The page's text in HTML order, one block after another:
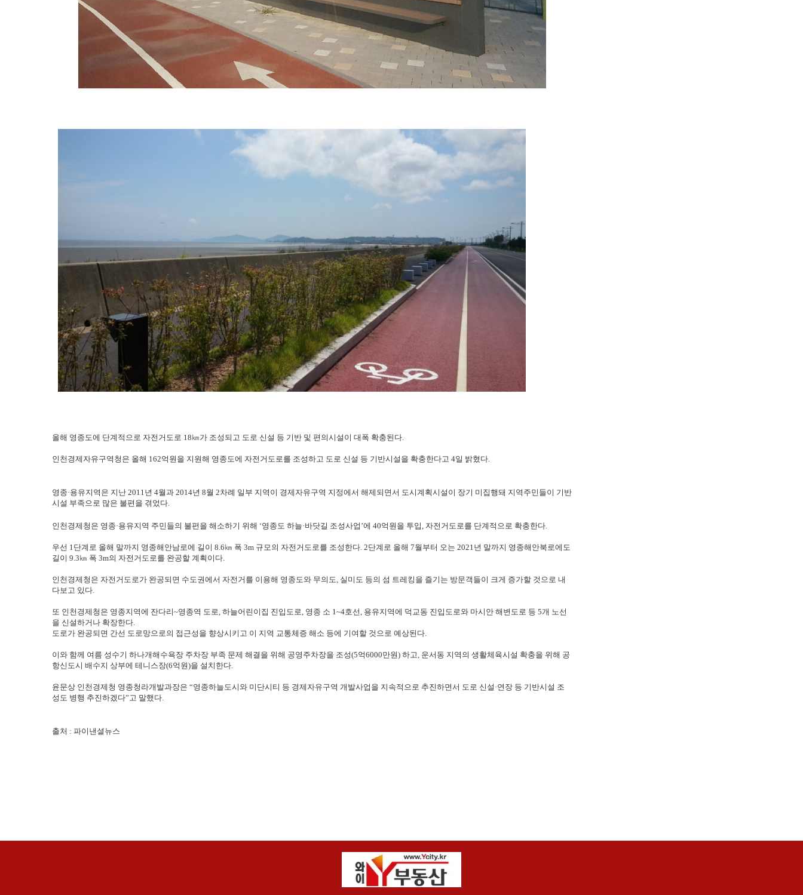
올해 영종도에 단계적으로 자전거도로 18㎞가 조성되고 도로 신설 등 기반 및 편의시설이 대폭 확충된다.
인천경제자유구역청은 올해 162억원을 지원해 영종도에 자전거도로를 조성하고 도로 신설 등 기반시설을 확충한다고 4일 밝혔다.
영종·용유지역은 지난 2011년 4월과 2014년 8월 2차례 일부 지역이 경제자유구역 지정에서 해제되면서 도시계획시설이 장기 미집행돼 지역주민들이 기반
시설 부족으로 많은 불편을 겪었다.
인천경제청은 영종·용유지역 주민들의 불편을 해소하기 위해 ‘영종도 하늘·바닷길 조성사업’에 40억원을 투입, 자전거도로를 단계적으로 확충한다.
우선 1단계로 올해 말까지 영종해안남로에 길이 8.6㎞ 폭 3m 규모의 자전거도로를 조성한다. 2단계로 올해 7월부터 오는 2021년 말까지 영종해안북로에도
길이 9.3㎞ 폭 3m의 자전거도로를 완공할 계획이다.
인천경제청은 자전거도로가 완공되면 수도권에서 자전거를 이용해 영종도와 무의도, 실미도 등의 섬 트레킹을 즐기는 방문객들이 크게 증가할 것으로 내
다보고 있다.
또 인천경제청은 영종지역에 잔다리~영종역 도로, 하늘어린이집 진입도로, 영종 소 1~4호선, 용유지역에 덕교동 진입도로와 마시안 해변도로 등 5개 노선
을 신설하거나 확장한다.
도로가 완공되면 간선 도로망으로의 접근성을 향상시키고 이 지역 교통체증 해소 등에 기여할 것으로 예상된다.
이와 함께 여름 성수기 하나개해수욕장 주차장 부족 문제 해결을 위해 공영주차장을 조성(5억6000만원) 하고, 운서동 지역의 생활체육시설 확충을 위해 공
항신도시 배수지 상부에 테니스장(6억원)을 설치한다.
윤문상 인천경제청 영종청라개발과장은 “영종하늘도시와 미단시티 등 경제자유구역 개발사업을 지속적으로 추진하면서 도로 신설·연장 등 기반시설 조
성도 병행 추진하겠다”고 말했다.
출처 : 파이낸셜뉴스